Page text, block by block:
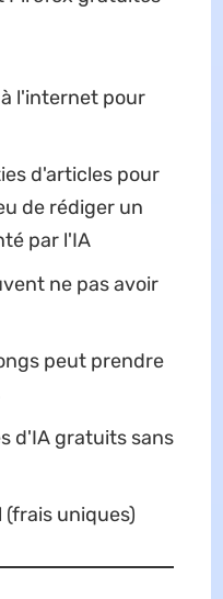
l'internet pour
d'articles pour
de rédiger un
par l'IA
ne pas avoir
peut prendre
d'IA gratuits sans
uniques)